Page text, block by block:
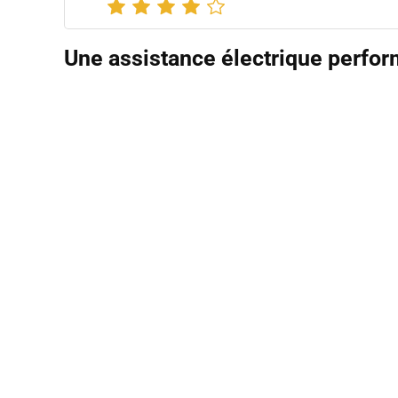
Une assistance électrique